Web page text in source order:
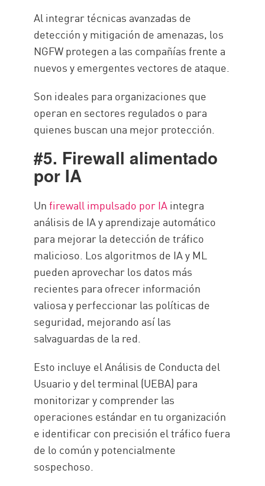
Al integrar técnicas avanzadas de
detección y mitigación de amenazas, los
NGFW protegen a las compañías frente a
nuevos y emergentes vectores de ataque.
Son ideales para organizaciones que
operan en sectores regulados o para
quienes buscan una mejor protección.
#5. Firewall alimentado
por IA
Unfirewall impulsado por IAintegra
análisis de IA y aprendizaje automático
para mejorar la detección de tráfico
malicioso. Los algoritmos de IA y ML
pueden aprovechar los datos más
recientes para ofrecer información
valiosa y perfeccionar las políticas de
seguridad, mejorando así las
salvaguardas de la red.
Esto incluye el Análisis de Conducta del
Usuario y del terminal (UEBA) para
monitorizar y comprender las
operaciones estándar en tu organización
e identificar con precisión el tráfico fuera
de lo común y potencialmente
sospechoso.